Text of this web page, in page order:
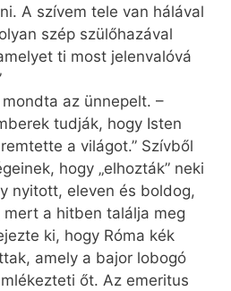
A szívem tele van hálával
szép szülőhazával
ti most jelenvalóvá
mondta az ünnepelt. –
tudják, hogy Isten
a világot.” Szívből
hogy „elhozták” neki
nyitott, eleven és boldog,
a hitben találja meg
ki, hogy Róma kék
amely a bajor lobogó
őt. Az emeritus